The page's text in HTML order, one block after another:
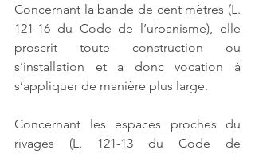
Concernant la bande de cent mètres (L.
121-16 du Code de l’urbanisme), elle
proscrit toute construction ou
s’installation et a donc vocation à
s’appliquer de manière plus large.
Concernant les espaces proches du
rivages (L. 121-13 du Code de